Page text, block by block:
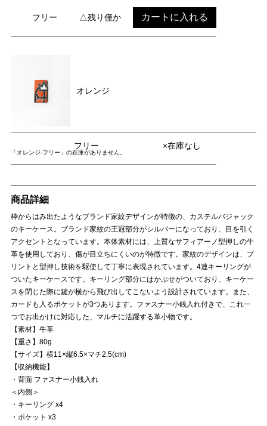
フリー △残り僅か カートに入れる
オレンジ
フリー ×在庫なし
「オレンジ-フリー」の在庫がありません。
商品詳細
枠からはみ出たようなブランド家紋デザインが特徴の、カステルバジャック
のキーケース。ブランド家紋の王冠部分がシルバーになっており、目を引く
アクセントとなっています。本体素材には、上質なサフィアーノ型押しの牛
革を使用しており、傷が目立ちにくいのが特徴です。家紋のデザインは、プ
リントと型押し技術を駆使して丁寧に表現されています。4連キーリングが
ついたキーケースです。キーリング部分にはかぶせがついており、キーケー
スを閉じた際に鍵が横から飛び出してこないよう設計されています。また、
カードも入るポケットが3つあります。ファスナー小銭入れ付きで、これ一
つでお出かけに対応した、マルチに活躍する革小物です。
【素材】牛革
【重さ】80g
【サイズ】横11×縦6.5×マチ2.5(cm)
【収納機能】
・背面 ファスナー小銭入れ
＜内側＞
・キーリング x4
・ポケット x3